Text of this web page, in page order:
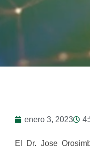
enero 3, 2023
El Dr. Jose